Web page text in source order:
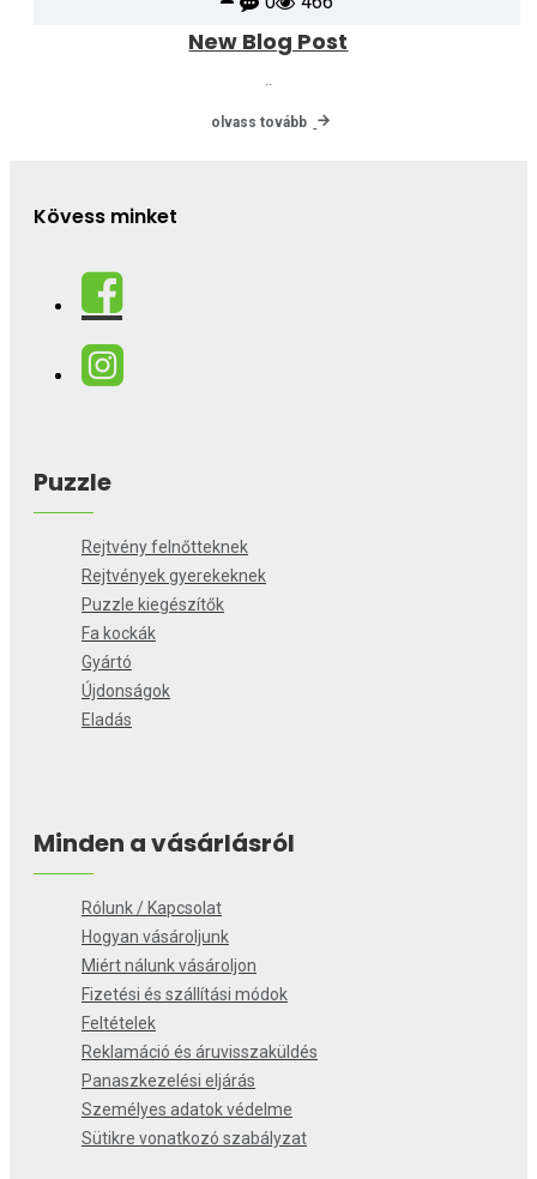
New Blog Post
..
olvass tovább
Kövess minket
Puzzle
Rejtvény felnőtteknek
Rejtvények gyerekeknek
Puzzle kiegészítők
Fa kockák
Gyártó
Újdonságok
Eladás
Minden a vásárlásról
Rólunk / Kapcsolat
Hogyan vásároljunk
Miért nálunk vásároljon
Fizetési és szállítási módok
Feltételek
Reklamáció és áruvisszaküldés
Panaszkezelési eljárás
Személyes adatok védelme
Sütikre vonatkozó szabályzat